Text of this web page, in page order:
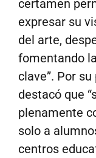
certamen
expresar su
del arte,
fomentando
clave”. Por
destacó que
plenamente
solo a
centros